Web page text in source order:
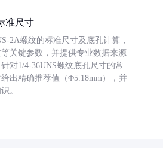
准尺寸
2A螺纹的标准尺寸及底孔计算，
关键参数，并提供专业数据来源
对1/4-36UNS螺纹底孔尺寸的常
出精确推荐值（Φ5.18mm），并
。